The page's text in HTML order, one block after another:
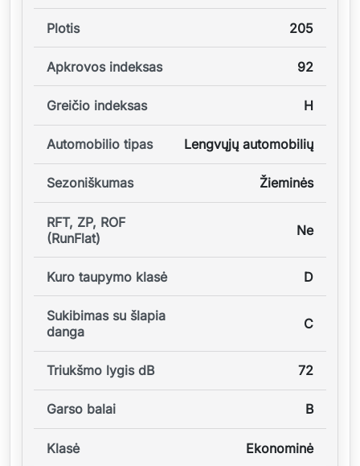
Plotis 205
Apkrovos indeksas 92
Greičio indeksas H
Automobilio tipas Lengvųjų automobilių
Sezoniškumas Žieminės
RFT, ZP, ROF
(RunFlat)
Ne
Kuro taupymo klasė D
Sukibimas su šlapia
danga
C
Triukšmo lygis dB 72
Garso balai B
Klasė Ekonominė